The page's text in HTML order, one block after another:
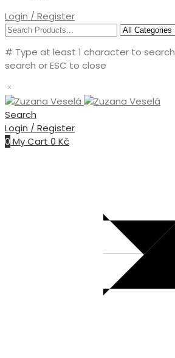
Login / Register
# Type at least 1 character to search
search or ESC to close
Search
Login / Register
0 My Cart 0 Kč